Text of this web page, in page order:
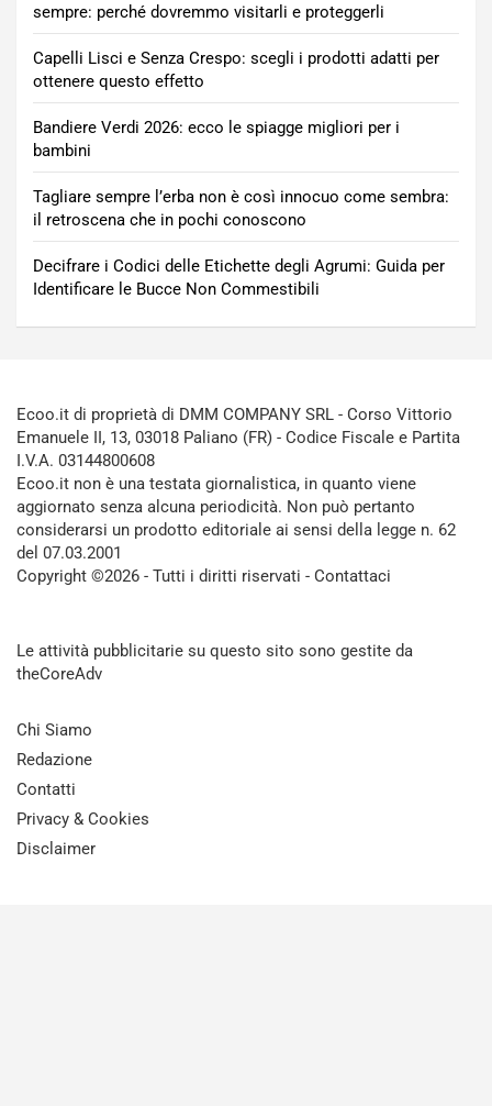
sempre: perché dovremmo visitarli e proteggerli
Capelli Lisci e Senza Crespo: scegli i prodotti adatti per
ottenere questo effetto
Bandiere Verdi 2026: ecco le spiagge migliori per i
bambini
Tagliare sempre l’erba non è così innocuo come sembra:
il retroscena che in pochi conoscono
Decifrare i Codici delle Etichette degli Agrumi: Guida per
Identificare le Bucce Non Commestibili
Ecoo.it di proprietà di DMM COMPANY SRL - Corso Vittorio
Emanuele II, 13, 03018 Paliano (FR) - Codice Fiscale e Partita
I.V.A. 03144800608
Ecoo.it non è una testata giornalistica, in quanto viene
aggiornato senza alcuna periodicità. Non può pertanto
considerarsi un prodotto editoriale ai sensi della legge n. 62
del 07.03.2001
Copyright ©2026 - Tutti i diritti riservati - Contattaci
Le attività pubblicitarie su questo sito sono gestite da
theCoreAdv
Chi Siamo
Redazione
Contatti
Privacy & Cookies
Disclaimer